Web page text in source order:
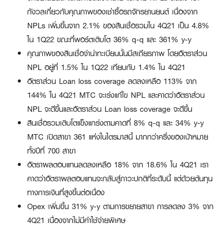
กังวลเกี่ยวกับคุณภาพของเช่าซื้อรถจักรยานยนต์ เนื่องจาก
NPLs เพิ่มขึ้นจาก 2.1% ของสินเชื่อรวมใน 4Q21 เป็น 4.8%
ใน 1Q22 ขณะที่พอร์ตเติบโต 36% q-q และ 361% y-y
คุณภาพของสินเชื่อจำนำทะเบียนนั้นมีสเถียรภาพ โดยอัตราส่วน
NPL อยู่ที่ 1.5% ใน 1Q22 เทียบกับ 1.4% ใน 4Q21
อัตราส่วน Loan loss coverage ลดลงเหลือ 113% จาก
144% ใน 4Q21 MTC จะเร่งแก้ไข NPL และคาดว่าอัตราส่วน
NPL จะดีขึ้นและอัตราส่วน Loan loss coverage จะดีขึ้น
สินเชื่อรวมเติบโตแข็งแกร่งตามคาดที่ 8% q-q และ 34% y-y
MTC เปิดสาขา 361 แห่งในไตรมาสนี้ มากกว่าครึ่งของเป้าหมาย
ทั้งปีที่ 700 สาขา
อัตราผลตอบแทนลดลงเหลือ 18% จาก 18.6% ใน 4Q21 เรา
คาดว่าอัตราผลตอบแทนจะกลับสู่ภาวะปกติที่ระดับนี้ แต่ด้วยต้นทุน
ทางการเงินที่สูงขึ้นต่อเนื่อง
Opex เพิ่มขึ้น 31% y-y ตามการขยายสาขา การลดลง 3% จาก
4Q21 เนื่องจากไม่มีค่าใช้จ่ายพิเศษ